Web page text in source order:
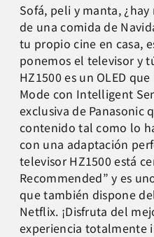
Sofá, peli y manta,
de una comida de
tu propio cine en casa,
ponemos el televisor y
HZ1500 es un OLED
Mode con Intelligent
exclusiva de Panasonic
contenido tal como lo
con una adaptación
televisor HZ1500 está
Recommended” y es
que también dispone
Netflix. ¡Disfruta del
experiencia totalmente